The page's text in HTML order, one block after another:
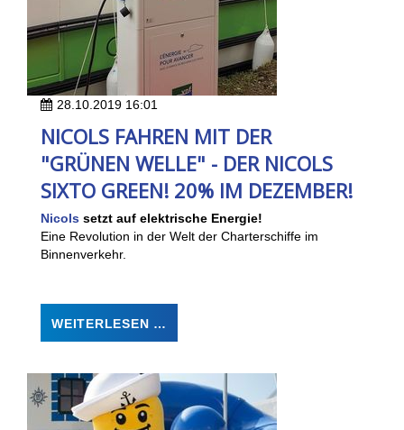
28.10.2019 16:01
NICOLS FAHREN MIT DER
"GRÜNEN WELLE" - DER NICOLS
SIXTO GREEN! 20% IM DEZEMBER!
Nicols setzt auf elektrische Energie!
Eine Revolution in der Welt der Charterschiffe im
Binnenverkehr.
WEITERLESEN …